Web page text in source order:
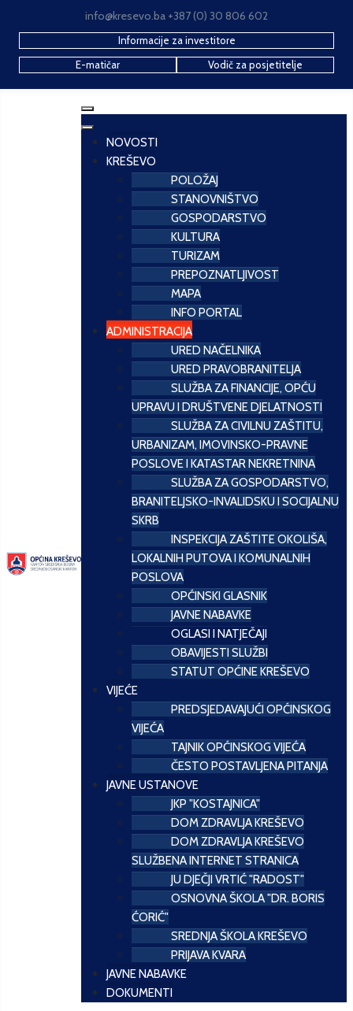
info@kresevo.ba +387 (0) 30 806 602
Informacije za investitore
E-matičar
Vodič za posjetitelje
NOVOSTI
KREŠEVO
POLOŽAJ
STANOVNIŠTVO
GOSPODARSTVO
KULTURA
TURIZAM
PREPOZNATLJIVOST
MAPA
INFO PORTAL
ADMINISTRACIJA
URED NAČELNIKA
URED PRAVOBRANITELJA
SLUŽBA ZA FINANCIJE, OPĆU
UPRAVU I DRUŠTVENE DJELATNOSTI
SLUŽBA ZA CIVILNU ZAŠTITU,
URBANIZAM, IMOVINSKO-PRAVNE
POSLOVE I KATASTAR NEKRETNINA
SLUŽBA ZA GOSPODARSTVO,
BRANITELJSKO-INVALIDSKU I SOCIJALNU
SKRB
INSPEKCIJA ZAŠTITE OKOLIŠA,
LOKALNIH PUTOVA I KOMUNALNIH
POSLOVA
OPĆINSKI GLASNIK
JAVNE NABAVKE
OGLASI I NATJEČAJI
OBAVIJESTI SLUŽBI
STATUT OPĆINE KREŠEVO
VIJEĆE
PREDSJEDAVAJUĆI OPĆINSKOG
VIJEĆA
TAJNIK OPĆINSKOG VIJEĆA
ČESTO POSTAVLJENA PITANJA
JAVNE USTANOVE
JKP "KOSTAJNICA"
DOM ZDRAVLJA KREŠEVO
DOM ZDRAVLJA KREŠEVO
SLUŽBENA INTERNET STRANICA
JU DJEČJI VRTIĆ "RADOST"
OSNOVNA ŠKOLA "DR. BORIS
ĆORIĆ"
SREDNJA ŠKOLA KREŠEVO
PRIJAVA KVARA
JAVNE NABAVKE
DOKUMENTI